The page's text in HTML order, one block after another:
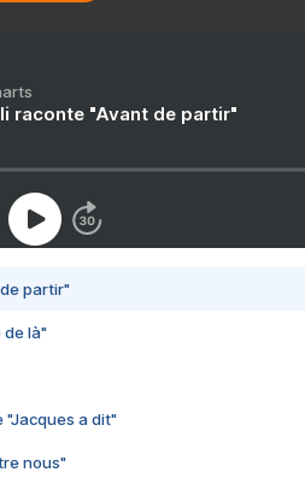
raconte "Avant de partir"
partir"
de là"
"Jacques a dit"
nous"